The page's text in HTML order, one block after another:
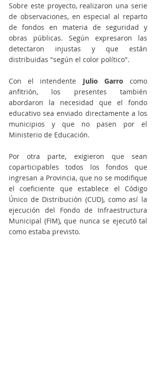
Sobre este proyecto, realizaron una serie
de observaciones, en especial al reparto
de fondos en materia de seguridad y
obras públicas. Según expresaron las
detectaron injustas y que están
distribuidas "según el color político".
Con el intendente Julio Garro como
anfitrión, los presentes también
abordaron la necesidad que el fondo
educativo sea enviado directamente a los
municipios y que no pasen por el
Ministerio de Educación.
Por otra parte, exigieron que sean
coparticipables todos los fondos que
ingresan a Provincia, que no se modifique
el coeficiente que establece el Código
Único de Distribución (CUD), como así la
ejecución del Fondo de Infraestructura
Municipal (FIM), que nunca se ejecutó tal
como estaba previsto.